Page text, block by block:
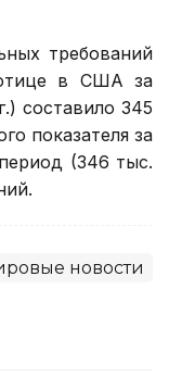
требований
в США за
составило 345
показателя за
(346 тыс.
новости